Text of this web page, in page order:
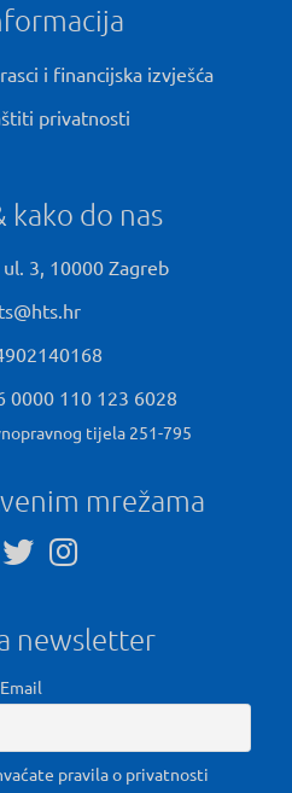
i financijska izvješća
privatnosti
kako do nas
3, 10000 Zagreb
0000 110 123 6028
tijela 251-795
mrežama
newsletter
Email
pravila o privatnosti